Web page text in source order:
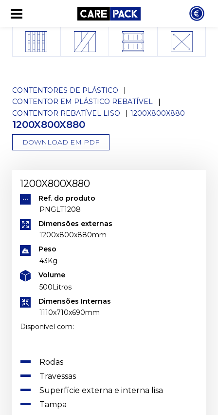
CONTENTORES DE PLÁSTICO
CONTENTOR EM PLÁSTICO REBATÍVEL
CONTENTOR REBATÍVEL LISO
1200X800X880
1200X800X880
DOWNLOAD EM PDF
1200X800X880
Ref. do produto
PNGLT1208
Dimensões externas
1200x800x880mm
Peso
43Kg
Volume
500Litros
Dimensões Internas
1110x710x690mm
Disponível com:
Rodas
Travessas
Superfície externa e interna lisa
Tampa